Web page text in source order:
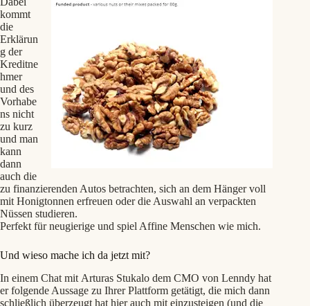
kommt
die
Erklärun
g der
Kreditne
hmer
und des
Vorhabe
ns nicht
zu kurz
und man
kann
dann
auch die
zu finanzierenden Autos betrachten, sich an dem Hänger voll
mit Honigtonnen erfreuen oder die Auswahl an verpackten
Nüssen studieren.
Perfekt für neugierige und spiel Affine Menschen wie mich.
Und wieso mache ich da jetzt mit?
In einem Chat mit Arturas Stukalo dem CMO von Lenndy hat
er folgende Aussage zu Ihrer Plattform getätigt, die mich dann
schließlich überzeugt hat hier auch mit einzusteigen (und die